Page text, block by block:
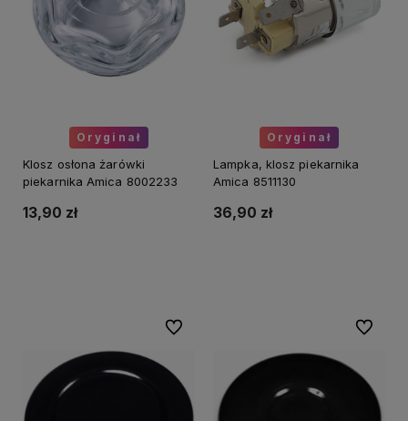
Oryginał
Klosz osłona żarówki
piekarnika Amica 8002233
13,90 zł
Oryginał
Lampka, klosz piekarnika
Amica 8511130
36,90 zł
Do ulubionych Do